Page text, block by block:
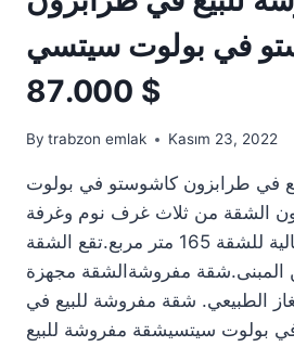
في بولوت سيتسي
87.000 $
By trabzon emlak Kasım 23, 2022
في طرابزون كاشوستو في بولوت
الشقة من ثلاث غرف نوم وغرفة
معيشة.المساحة الإجمالية للشقة 165 متر مربع.تقع الشقة
المبنى.شقة مفروشةالشقة مجهزة
الطبيعي. شقة مفروشة للبيع في
بولوت سيتسيشقة مفروشة للبيع